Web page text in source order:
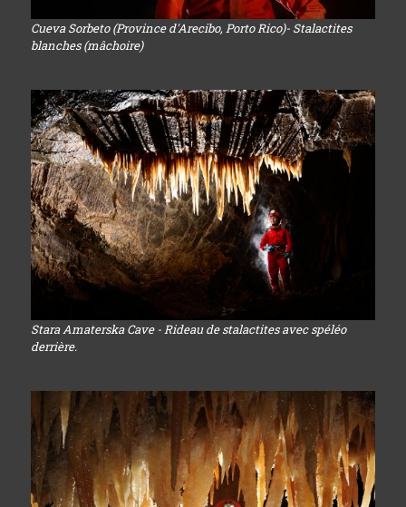
Cueva Sorbeto (Province d'Arecibo, Porto Rico)- Stalactites
blanches (mâchoire)
Stara Amaterska Cave - Rideau de stalactites avec spéléo
derrière.